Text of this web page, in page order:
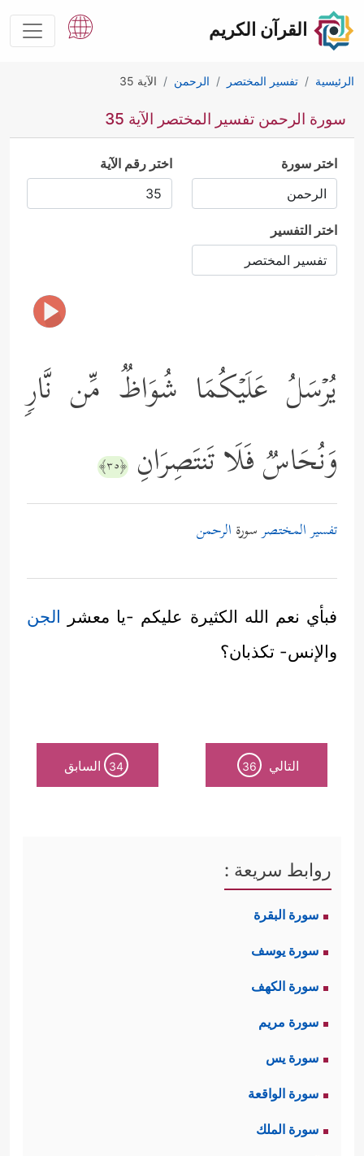
القرآن الكريم
الرئيسية تفسير المختصر الرحمن الآية 35
سورة الرحمن تفسير المختصر الآية 35
اختر سورة اختر رقم الآية
اختر التفسير
یُرۡسَلُ عَلَیۡكُمَا شُوَاظࣱ مِّن نَّارࣲ
وَنُحَاسࣱ فَلَا تَنتَصِرَانِ ﴿٣٥﴾
تفسير المختصرسورة الرحمن
فبأي نعم الله الكثيرة عليكم -يا معشر الجن
والإنس- تكذبان؟
التالي 36
34 السابق
روابط سريعة :
سورة البقرة
سورة يوسف
سورة الكهف
سورة مريم
سورة يس
سورة الواقعة
سورة الملك